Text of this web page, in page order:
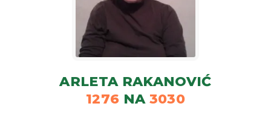
ARLETA RAKANOVIĆ
1276 NA 3030